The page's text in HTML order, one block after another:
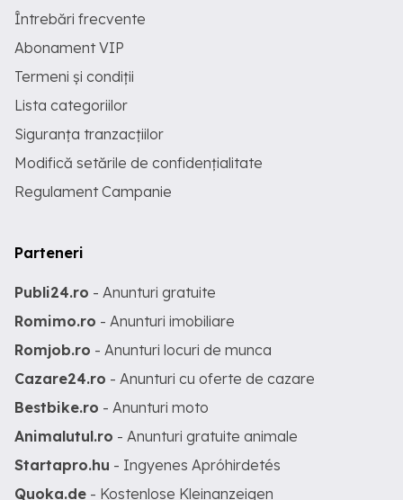
Întrebări frecvente
Abonament VIP
Termeni și condiții
Lista categoriilor
Siguranța tranzacțiilor
Modifică setările de confidențialitate
Regulament Campanie
Parteneri
Publi24.ro - Anunturi gratuite
Romimo.ro - Anunturi imobiliare
Romjob.ro - Anunturi locuri de munca
Cazare24.ro - Anunturi cu oferte de cazare
Bestbike.ro - Anunturi moto
Animalutul.ro - Anunturi gratuite animale
Startapro.hu - Ingyenes Apróhirdetés
Quoka.de - Kostenlose Kleinanzeigen